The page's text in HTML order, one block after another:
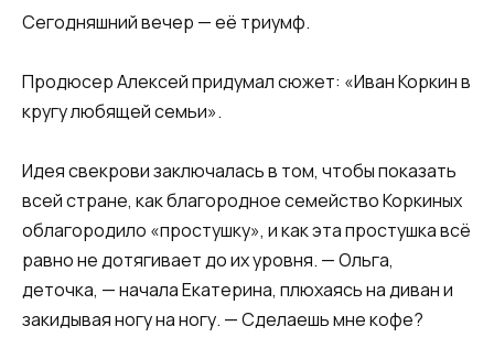
Сегодняшний вечер — её триумф.
Продюсер Алексей придумал сюжет: «Иван Коркин в
кругу любящей семьи».
Идея свекрови заключалась в том, чтобы показать
всей стране, как благородное семейство Коркиных
облагородило «простушку», и как эта простушка всё
равно не дотягивает до их уровня. — Ольга,
деточка, — начала Екатерина, плюхаясь на диван и
закидывая ногу на ногу. — Сделаешь мне кофе?